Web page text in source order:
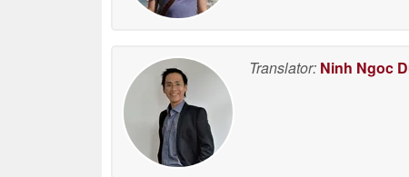
Translator: Ninh Ngoc